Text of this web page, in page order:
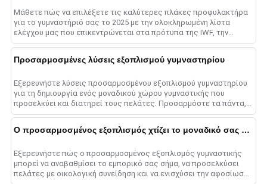
Μάθετε πώς να επιλέξετε τις καλύτερες πλάκες προφυλακτήρα
για το γυμναστήριό σας το 2025 με την ολοκληρωμένη λίστα
ελέγχου μας που επικεντρώνεται στα πρότυπα της IWF, την
ποιότητα του υλικού, τις βαθμολογίες αναπήδησης, ένα......
Προσαρμοσμένες λύσεις εξοπλισμού γυμναστηρίου
Εξερευνήστε λύσεις προσαρμοσμένου εξοπλισμού γυμναστηρίου
για τη δημιουργία ενός μοναδικού χώρου γυμναστικής που
προσελκύει και διατηρεί τους πελάτες. Προσαρμόστε τα πάντα,
από μηχανήματα Smith μέχρι αλτήρες σε......
Ο προσαρμοσμένος εξοπλισμός χτίζει το μοναδικό σας εμπορικό σήμα
Εξερευνήστε πώς ο προσαρμοσμένος εξοπλισμός γυμναστικής
μπορεί να αναβαθμίσει το εμπορικό σας σήμα, να προσελκύσει
πελάτες με οικολογική συνείδηση και να ενισχύσει την αφοσίωση